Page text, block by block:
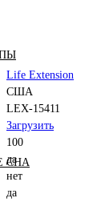
СНА
Life Extension
США
LEX-15411
Загрузить
100
да
нет
да